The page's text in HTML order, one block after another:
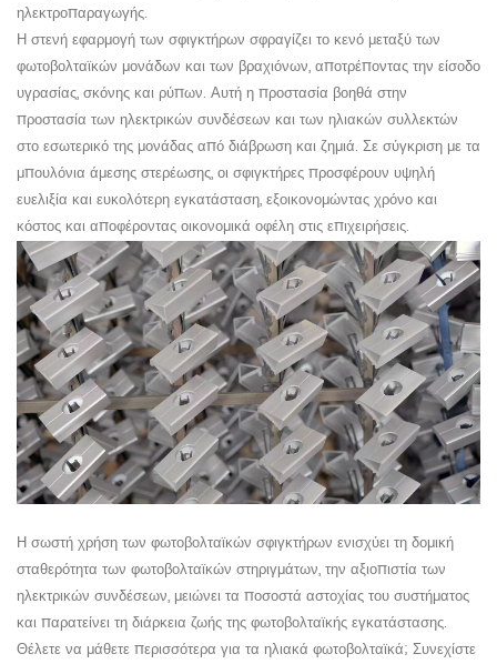
ηλεκτροπαραγωγής.
Η στενή εφαρμογή των σφιγκτήρων σφραγίζει το κενό μεταξύ των
φωτοβολταϊκών μονάδων και των βραχιόνων, αποτρέποντας την είσοδο
υγρασίας, σκόνης και ρύπων. Αυτή η προστασία βοηθά στην
προστασία των ηλεκτρικών συνδέσεων και των ηλιακών συλλεκτών
στο εσωτερικό της μονάδας από διάβρωση και ζημιά. Σε σύγκριση με τα
μπουλόνια άμεσης στερέωσης, οι σφιγκτήρες προσφέρουν υψηλή
ευελιξία και ευκολότερη εγκατάσταση, εξοικονομώντας χρόνο και
κόστος και αποφέροντας οικονομικά οφέλη στις επιχειρήσεις.
Η σωστή χρήση των φωτοβολταϊκών σφιγκτήρων ενισχύει τη δομική
σταθερότητα των φωτοβολταϊκών στηριγμάτων, την αξιοπιστία των
ηλεκτρικών συνδέσεων, μειώνει τα ποσοστά αστοχίας του συστήματος
και παρατείνει τη διάρκεια ζωής της φωτοβολταϊκής εγκατάστασης.
Θέλετε να μάθετε περισσότερα για τα ηλιακά φωτοβολταϊκά; Συνεχίστε